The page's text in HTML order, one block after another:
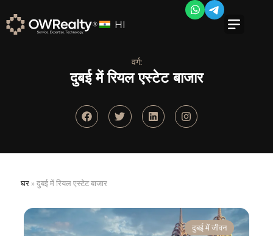
HI
वर्ग:
दुबई में रियल एस्टेट बाजार
घर » दुबई में रियल एस्टेट बाजार
दुबई में जीवन